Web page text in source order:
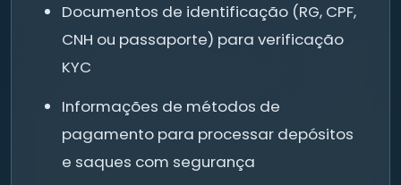
Documentos de identificação (RG, CPF,
CNH ou passaporte) para verificação
KYC
Informações de métodos de
pagamento para processar depósitos
e saques com segurança